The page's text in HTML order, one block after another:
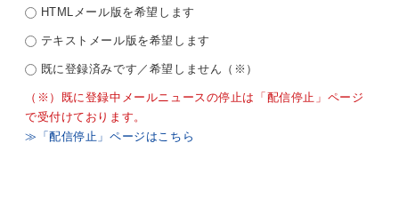
HTMLメール版を希望します
テキストメール版を希望します
既に登録済みです／希望しません（※）
（※）既に登録中メールニュースの停止は「配信停止」ページ
で受付けております。
≫「配信停止」ページはこちら